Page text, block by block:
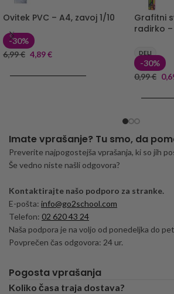
Ovitek PVC – A4, zavoj 1/10
-30%
6,99€ 4,89€
Grafitni
radirko –
DELI
-30%
0,99€
Imate vprašanje? Tu smo, da
Preverite najpogostejša vprašanja, ki so jih
Še vedno niste našli odgovora?
Kontaktirajte našo podporo za stranke.
E-pošta: info@go2school.com
Telefon: 02 620 43 24
Naša podpora je na voljo od ponedeljka do
Povprečen čas odgovora: 24 ur.
Pogosta vprašanja
Koliko časa traja dostava?